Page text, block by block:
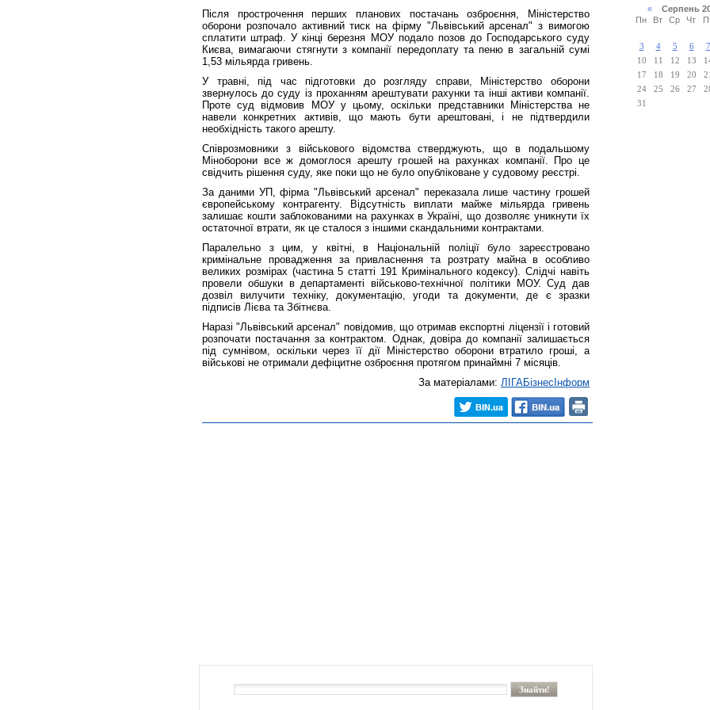
Після прострочення перших планових постачань озброєння, Міністерство
оборони розпочало активний тиск на фірму "Львівський арсенал" з вимогою
сплатити штраф. У кінці березня МОУ подало позов до Господарського суду
Києва, вимагаючи стягнути з компанії передоплату та пеню в загальній сумі
1,53 мільярда гривень.
У травні, під час підготовки до розгляду справи, Міністерство оборони
звернулось до суду із проханням арештувати рахунки та інші активи компанії.
Проте суд відмовив МОУ у цьому, оскільки представники Міністерства не
навели конкретних активів, що мають бути арештовані, і не підтвердили
необхідність такого арешту.
Співрозмовники з військового відомства стверджують, що в подальшому
Міноборони все ж домоглося арешту грошей на рахунках компанії. Про це
свідчить рішення суду, яке поки що не було опубліковане у судовому реєстрі.
За даними УП, фірма "Львівський арсенал" переказала лише частину грошей
європейському контрагенту. Відсутність виплати майже мільярда гривень
залишає кошти заблокованими на рахунках в Україні, що дозволяє уникнути їх
остаточної втрати, як це сталося з іншими скандальними контрактами.
Паралельно з цим, у квітні, в Національній поліції було зареєстровано
кримінальне провадження за привласнення та розтрату майна в особливо
великих розмірах (частина 5 статті 191 Кримінального кодексу). Слідчі навіть
провели обшуки в департаменті військово-технічної політики МОУ. Суд дав
дозвіл вилучити техніку, документацію, угоди та документи, де є зразки
підписів Лієва та Збітнєва.
Наразі "Львівський арсенал" повідомив, що отримав експортні ліцензії і готовий
розпочати постачання за контрактом. Однак, довіра до компанії залишається
під сумнівом, оскільки через її дії Міністерство оборони втратило гроші, а
військові не отримали дефіцитне озброєння протягом принаймні 7 місяців.
За матеріалами: ЛIГАБiзнесIнформ
«Серпень
Пн
Вт Ср Чт
3
4 5 6 7
10
11 12 13
17
18 19 20 21
24
25 26 27
31